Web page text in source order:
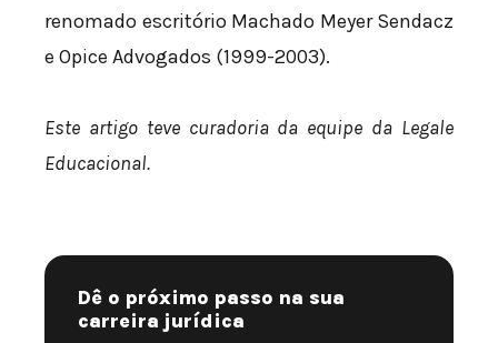
renomado escritório Machado Meyer Sendacz
e Opice Advogados (1999-2003).
Este artigo teve curadoria da equipe da Legale
Educacional.
Dê o próximo passo na sua
carreira jurídica